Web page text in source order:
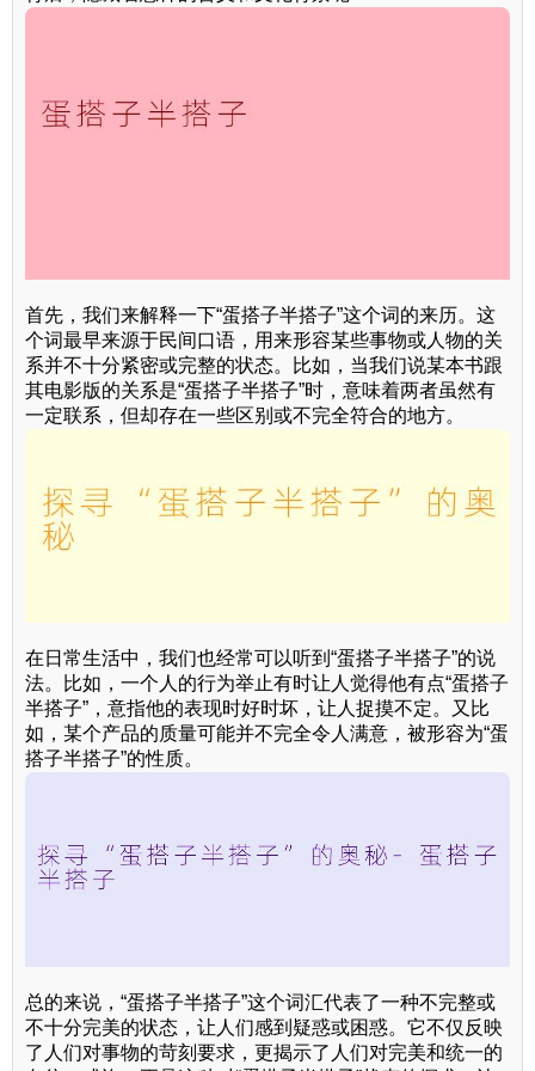
首先，我们来解释一下“蛋搭子半搭子”这个词的来历。这
个词最早来源于民间口语，用来形容某些事物或人物的关
系并不十分紧密或完整的状态。比如，当我们说某本书跟
其电影版的关系是“蛋搭子半搭子”时，意味着两者虽然有
一定联系，但却存在一些区别或不完全符合的地方。
在日常生活中，我们也经常可以听到“蛋搭子半搭子”的说
法。比如，一个人的行为举止有时让人觉得他有点“蛋搭子
半搭子”，意指他的表现时好时坏，让人捉摸不定。又比
如，某个产品的质量可能并不完全令人满意，被形容为“蛋
搭子半搭子”的性质。
总的来说，“蛋搭子半搭子”这个词汇代表了一种不完整或
不十分完美的状态，让人们感到疑惑或困惑。它不仅反映
了人们对事物的苛刻要求，更揭示了人们对完美和统一的